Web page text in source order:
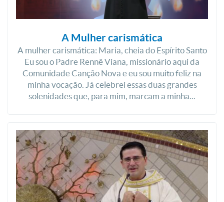
A Mulher carismática
A mulher carismática: Maria, cheia do Espírito Santo
Eu sou o Padre Rennê Viana, missionário aqui da
Comunidade Canção Nova e eu sou muito feliz na
minha vocação. Já celebrei essas duas grandes
solenidades que, para mim, marcam a minha...